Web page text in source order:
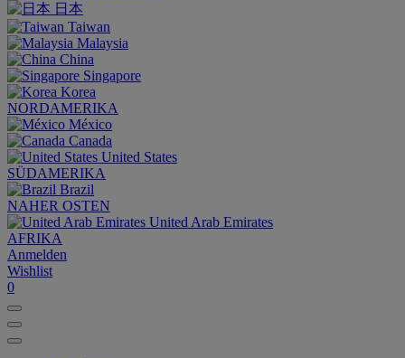
日本
Taiwan
Malaysia
China
Singapore
Korea
NORDAMERIKA
México
Canada
United States
SÜDAMERIKA
Brazil
NAHER OSTEN
United Arab Emirates
AFRIKA
Anmelden
Wishlist
0